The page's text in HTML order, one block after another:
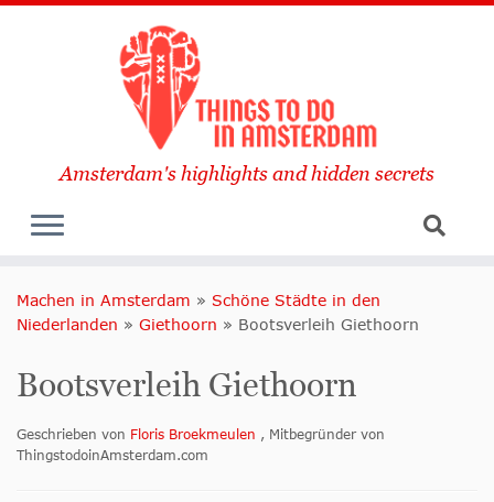
Amsterdam's highlights and hidden secrets
Machen in Amsterdam » Schöne Städte in den
Niederlanden » Giethoorn » Bootsverleih Giethoorn
Bootsverleih Giethoorn
Geschrieben von Floris Broekmeulen , Mitbegründer von
ThingstodoinAmsterdam.com